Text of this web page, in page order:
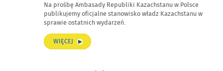
Na prośbę Ambasady Republiki Kazachstanu w Polsce
publikujemy oficjalne stanowisko władz Kazachstanu w
sprawie ostatnich wydarzeń.
WIĘCEJ „INFORMACJE
Z